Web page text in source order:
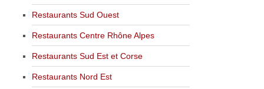
Restaurants Sud Ouest
Restaurants Centre Rhône Alpes
Restaurants Sud Est et Corse
Restaurants Nord Est